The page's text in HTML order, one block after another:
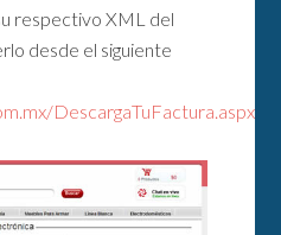
respectivo XML del
desde el siguiente
DescargaTuFactura.aspx